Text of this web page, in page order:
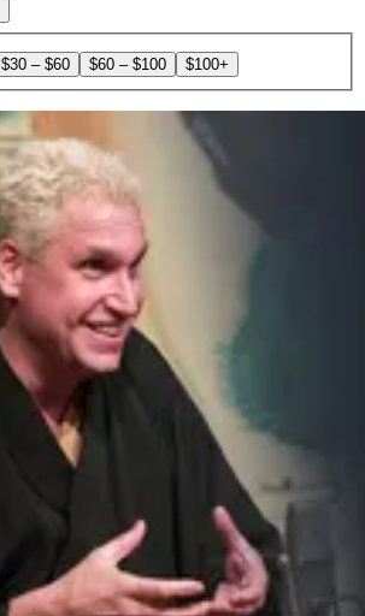
$30 – $60 $60 – $100 $100+